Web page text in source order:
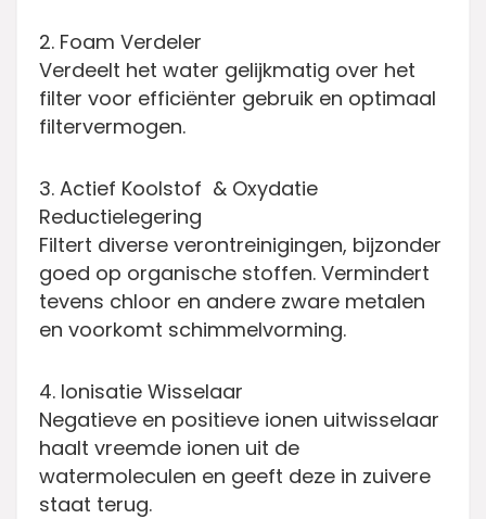
2. Foam Verdeler
Verdeelt het water gelijkmatig over het
filter voor efficiënter gebruik en optimaal
filtervermogen.
3. Actief Koolstof & Oxydatie
Reductielegering
Filtert diverse verontreinigingen, bijzonder
goed op organische stoffen. Vermindert
tevens chloor en andere zware metalen
en voorkomt schimmelvorming.
4. Ionisatie Wisselaar
Negatieve en positieve ionen uitwisselaar
haalt vreemde ionen uit de
watermoleculen en geeft deze in zuivere
staat terug.